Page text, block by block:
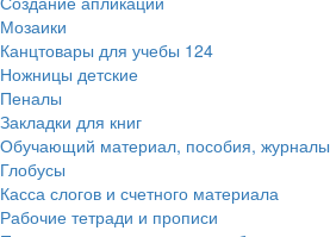
Мозаики
Канцтовары для учебы 124
Ножницы детские
Пеналы
Закладки для книг
Обучающий материал, пособия, журналы
Глобусы
Касса слогов и счетного материала
Рабочие тетради и прописи